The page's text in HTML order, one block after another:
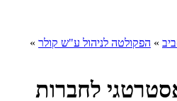
» הפקולטה לניהול ע"ש קולר »
לחברות